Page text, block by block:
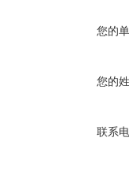
您的
您的
联系